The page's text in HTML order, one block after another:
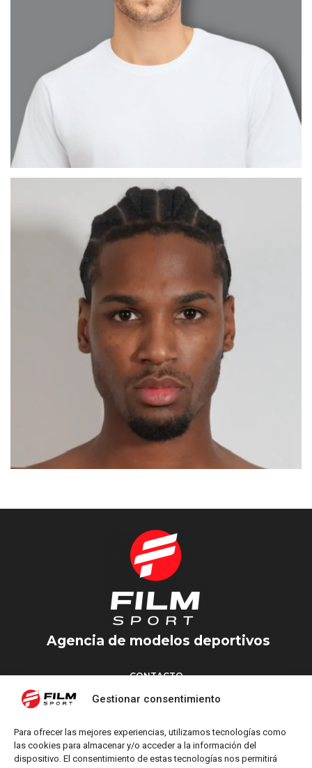
Gestionar consentimiento
Para ofrecer las mejores experiencias, utilizamos tecnologías como
las cookies para almacenar y/o acceder a la información del
dispositivo. El consentimiento de estas tecnologías nos permitirá
CÉSAR ABEL
MADRID
AHDYL
Agencia de modelos deportivos
CONTACTO
Torrent d’en Vidalet, 51 baixos
M: info@filmsport.es